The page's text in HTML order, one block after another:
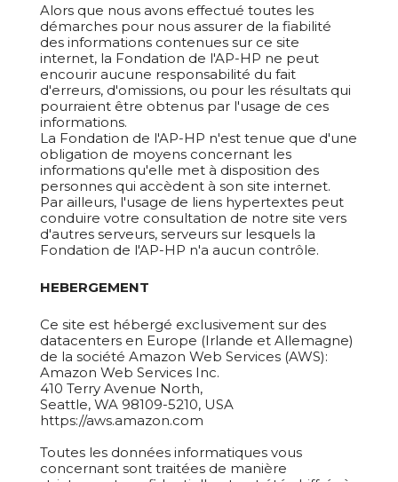
Alors que nous avons effectué toutes les
démarches pour nous assurer de la fiabilité
des informations contenues sur ce site
internet, la Fondation de l'AP-HP ne peut
encourir aucune responsabilité du fait
d'erreurs, d'omissions, ou pour les résultats qui
pourraient être obtenus par l'usage de ces
informations.
La Fondation de l'AP-HP n'est tenue que d'une
obligation de moyens concernant les
informations qu'elle met à disposition des
personnes qui accèdent à son site internet.
Par ailleurs, l'usage de liens hypertextes peut
conduire votre consultation de notre site vers
d'autres serveurs, serveurs sur lesquels la
Fondation de l'AP-HP n'a aucun contrôle.
HEBERGEMENT
Ce site est hébergé exclusivement sur des
datacenters en Europe (Irlande et Allemagne)
de la société Amazon Web Services (AWS):
Amazon Web Services Inc.
410 Terry Avenue North,
Seattle, WA 98109-5210, USA
https://aws.amazon.com
Toutes les données informatiques vous
concernant sont traitées de manière